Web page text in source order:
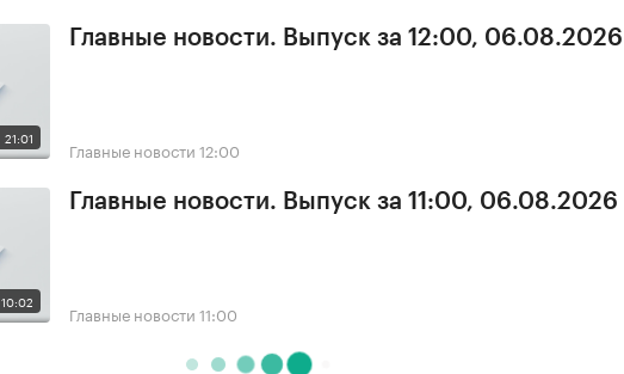
21:01
Главные новости. Выпуск за 12:00, 06.08.2026
Главные новости 12:00
10:02
Главные новости. Выпуск за 11:00, 06.08.2026
Главные новости 11:00